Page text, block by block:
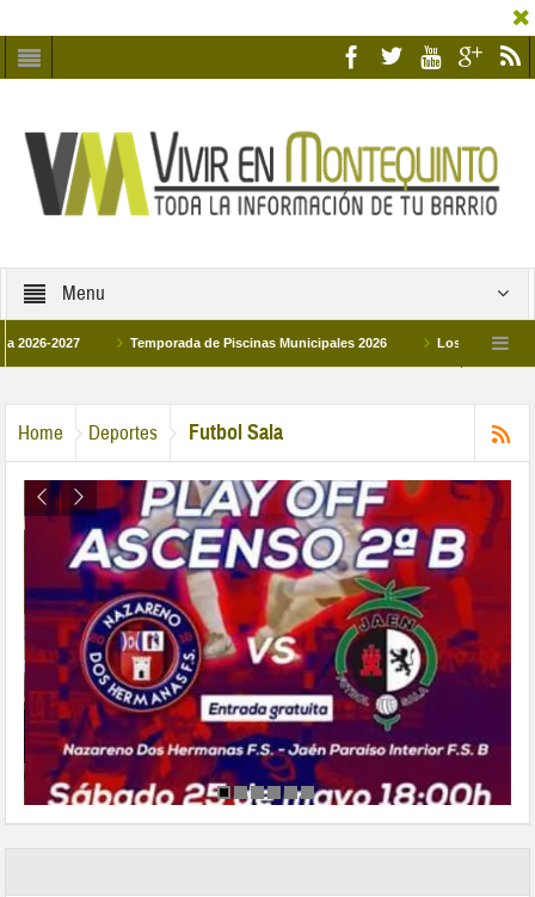
Menu
Temporada de Piscinas Municipales 2026 Los Campus de
Home Deportes Futbol Sala